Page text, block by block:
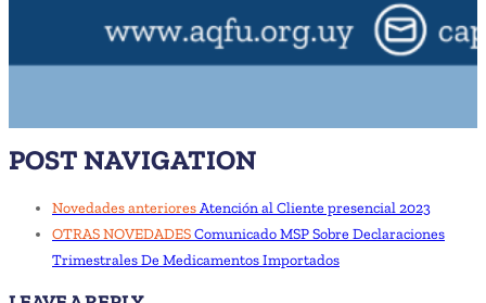
POST NAVIGATION
Novedades anterioresAtención al Cliente presencial 2023
OTRAS NOVEDADESComunicado MSP Sobre Declaraciones
Trimestrales De Medicamentos Importados